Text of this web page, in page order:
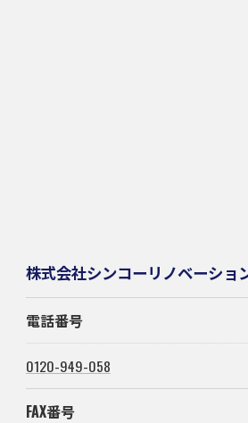
株式会社シンコーリノベーショ
電話番号
0120-949-058
FAX番号